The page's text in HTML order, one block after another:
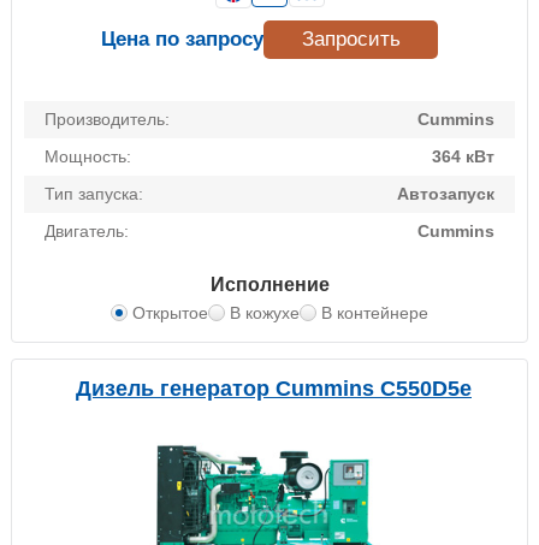
Производитель:
Cummins
Мощность:
364 кВт
Тип запуска:
Автозапуск
Двигатель:
Cummins
Исполнение
Открытое В кожухе В контейнере
Цена по запросу Запросить
Дизель генератор Cummins C550D5e